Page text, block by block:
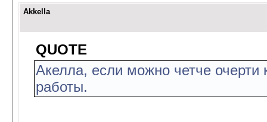
Akkella
QUOTE
Акелла, если можно четче
работы.